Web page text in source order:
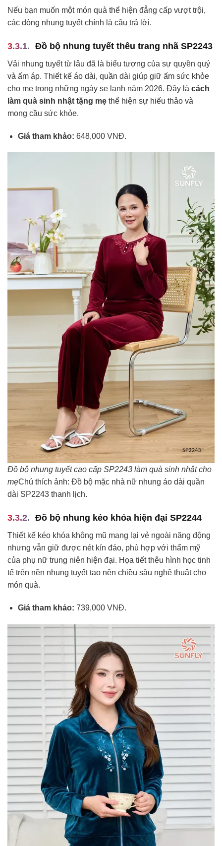
Nếu bạn muốn một món quà thể hiện đẳng cấp vượt trội,
các dòng nhung tuyết chính là câu trả lời.
Đồ bộ nhung tuyết thêu trang nhã SP2243
Vải nhung tuyết từ lâu đã là biểu tượng của sự quyền quý
và ấm áp. Thiết kế áo dài, quần dài giúp giữ ấm sức khỏe
cho mẹ trong những ngày se lạnh năm 2026. Đây là cách
làm quà sinh nhật tặng mẹ thể hiện sự hiếu thảo và
mong cầu sức khỏe.
Giá tham khảo: 648,000 VNĐ.
Đồ bộ nhung tuyết cao cấp SP2243 làm quà sinh nhật cho
mẹChú thích ảnh: Đồ bộ mặc nhà nữ nhung áo dài quần
dài SP2243 thanh lịch.
Đồ bộ nhung kéo khóa hiện đại SP2244
Thiết kế kéo khóa không mũ mang lại vẻ ngoài năng động
nhưng vẫn giữ được nét kín đáo, phù hợp với thẩm mỹ
của phụ nữ trung niên hiện đại. Họa tiết thêu hình học tinh
tế trên nền nhung tuyết tạo nên chiều sâu nghệ thuật cho
món quà.
Giá tham khảo: 739,000 VNĐ.